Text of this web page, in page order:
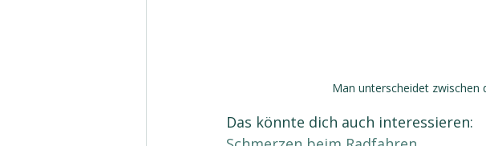
Man unterscheidet zwischen
Das könnte dich auch interessieren: